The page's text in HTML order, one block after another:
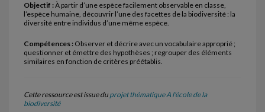
Objectif :À partir d’une espèce facilement observable en classe,
l’espèce humaine, découvrir l’une des facettes de la biodiversité : la
diversité entre individus d’une même espèce.
Compétences : Observer et décrire avec un vocabulaire approprié ;
questionner et émettre des hypothèses ; regrouper des éléments
similaires en fonction de critères préétablis.
Cette ressource est issue du projet thématique A l'école de la
biodiversité